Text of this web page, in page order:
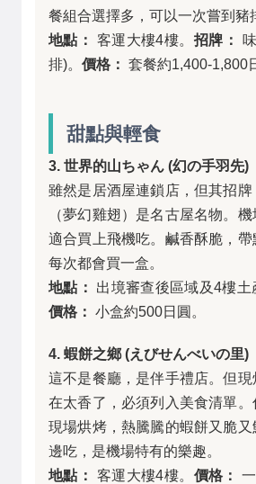
餐組合選擇多，可以一次嘗到豬
地點：
客運大樓4樓。 招牌：
排)。 價格： 套餐約1,400-1,800
甜點與輕食
3. 世界的山ちゃん (幻の手羽先)
雖然是居酒屋連鎖店，但其招牌
（夢幻雞翅）是名古屋名物。機
適合買上飛機吃。鹹香酥脆，
每次都會買一盒。
地點：
出境審查後區域及4樓土
價格： 小盒約500日圓。
4. 蝦餅之鄉 (えびせんべいの里)
這不是餐廳，是伴手禮店。但
在太香了，必須列入美食清單
現場烘烤，熱騰騰的蝦餅又脆
邊吃，是機場特有的樂趣。
地點：
客運大樓4樓。 價格：